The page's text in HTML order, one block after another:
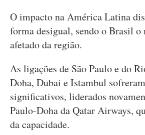
O impacto na América Latina
forma desigual, sendo o Brasil o
afetado da região.
As ligações de São Paulo e do
Doha, Dubai e Istambul
significativos, liderados
Paulo-Doha da Qatar Airways,
da capacidade.